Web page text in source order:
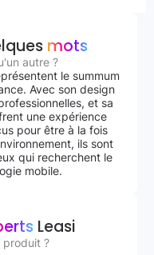
mots
autre ?
le summum
Avec son design
et sa
une expérience
pour être à la fois
ils sont
qui recherchent le
mobile.
Leasi
produit ?